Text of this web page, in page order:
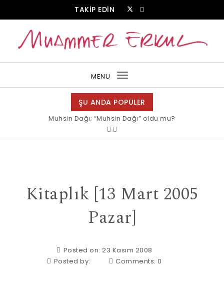
TAKİP EDİN
MENU
Toggle
navigation
ŞU ANDA POPÜLER
Muhsin Dağı; “Muhsin Dağı” oldu mu?
Kitaplık [13 Mart 2005
Pazar]
Posted on: 23 Kasım 2008
Posted by:
Comments:0